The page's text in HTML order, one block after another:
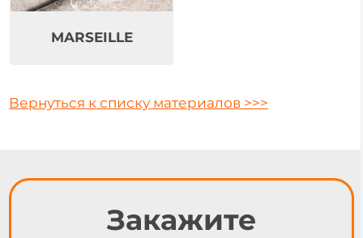
MARSEILLE
Вернуться к списку материалов >>>
Закажите